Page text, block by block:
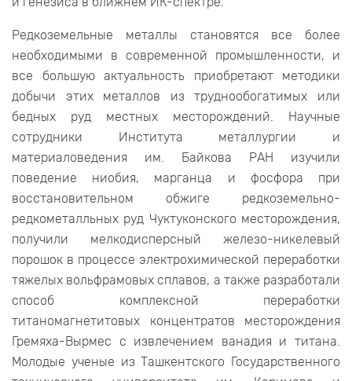
Редкоземельные металлы становятся все более
необходимыми в современной промышленности, и
все большую актуальность приобретают методики
добычи этих металлов из труднообогатимых или
бедных руд местных месторождений. Научные
сотрудники Института металлургии и
материаловедения им. Байкова РАН изучили
поведение ниобия, марганца и фосфора при
восстановительном обжиге редкоземельно-
редкометалльных руд Чуктуконского месторождения,
получили мелкодисперсный железо-никелевый
порошок в процессе электрохимической переработки
тяжелых вольфрамовых сплавов, а также разработали
способ комплексной переработки
титаномагнетитовых концентратов месторождения
Гремяха-Вырмес с извлечением ванадия и титана.
Молодые ученые из Ташкентского Государственного